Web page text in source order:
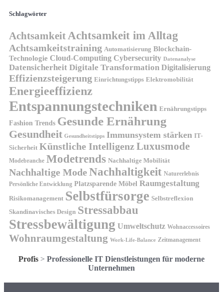
Schlagwörter
Achtsamkeit Achtsamkeit im Alltag
Achtsamkeitstraining Automatisierung Blockchain-
Technologie Cloud-Computing Cybersecurity Datenanalyse
Datensicherheit Digitale Transformation Digitalisierung
Effizienzsteigerung Einrichtungstipps Elektromobilität
Energieeffizienz
Entspannungstechniken Ernährungstipps
Fashion Trends Gesunde Ernährung
Gesundheit Gesundheitstipps Immunsystem stärken IT-
Sicherheit Künstliche IntelligenzLuxusmode
Modebranche Modetrends Nachhaltige Mobilität
Nachhaltige ModeNachhaltigkeit Naturerlebnis
Persönliche Entwicklung Platzsparende Möbel Raumgestaltung
Risikomanagement Selbstfürsorge Selbstreflexion
Skandinavisches Design Stressabbau
Stressbewältigung Umweltschutz Wohnaccessoires
Wohnraumgestaltung Work-Life-Balance Zeitmanagement
Profis > Professionelle IT Dienstleistungen für moderne
Unternehmen